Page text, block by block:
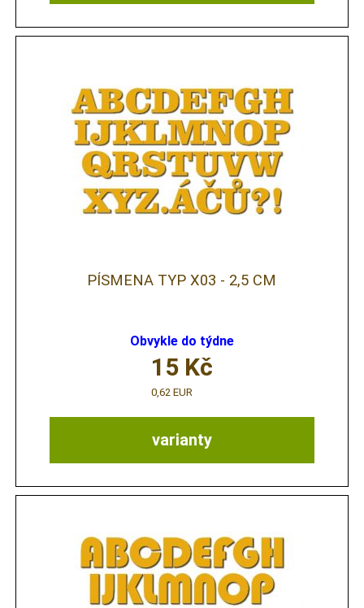
PÍSMENA TYP X03 - 2,5 CM
Obvykle do týdne
varianty
15 Kč
0,62 EUR